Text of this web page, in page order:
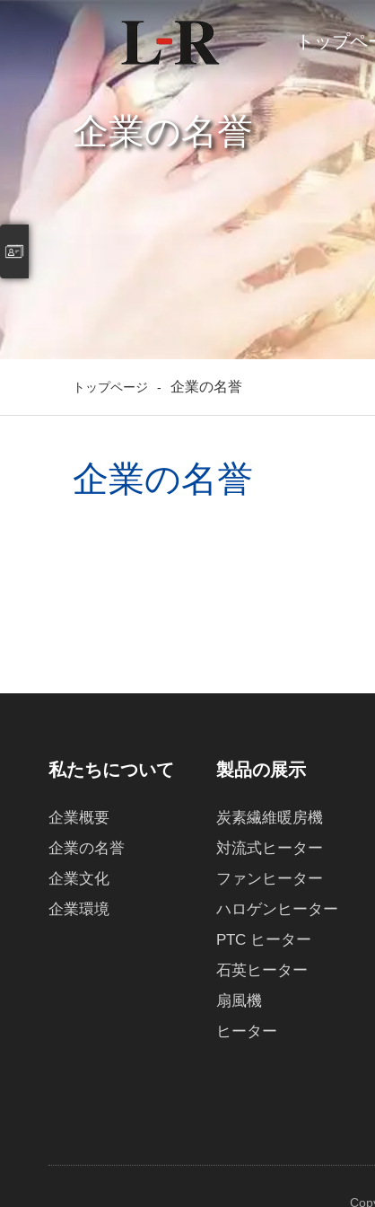
トップペ
ジ
企業の名誉
トップページ - 企業の名誉
企業の名誉
私たちについて
企業概要
企業の名誉
企業文化
企業環境
製品の展示
炭素繊維暖房機
対流式ヒーター
ファンヒーター
ハロゲンヒーター
PTC ヒーター
石英ヒーター
扇風機
ヒーター